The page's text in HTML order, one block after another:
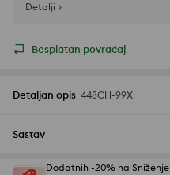
Detalji >
Besplatan povraćaj
Detaljan opis 448CH-99X
Sastav
Dodatnih -20% na